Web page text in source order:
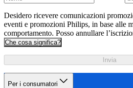
Desidero ricevere comunicazioni
eventi e promozioni Philips, in base alle
comportamento. Posso annullare
Che cosa significa?
Invia
Per i consumatori